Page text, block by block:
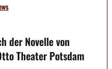
der Novelle von
Theater Potsdam